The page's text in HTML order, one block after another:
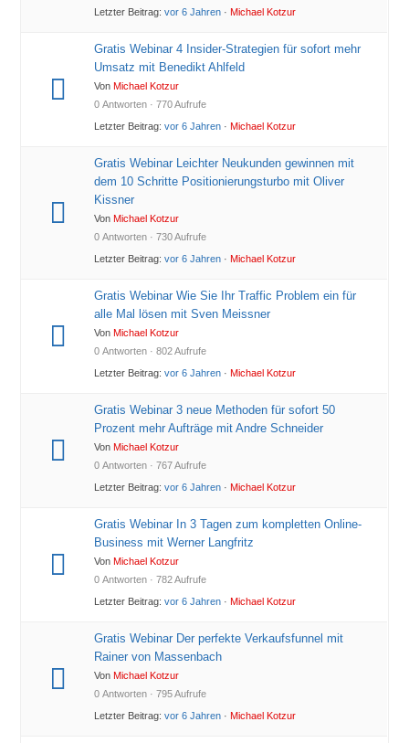
Letzter Beitrag:vor 6 Jahren ·Michael Kotzur
Gratis Webinar 4 Insider-Strategien für sofort mehr
Umsatz mit Benedikt Ahlfeld
VonMichael Kotzur
0 Antworten · 770 Aufrufe
Letzter Beitrag:vor 6 Jahren ·Michael Kotzur
Gratis Webinar Leichter Neukunden gewinnen mit
dem 10 Schritte Positionierungsturbo mit Oliver
Kissner
VonMichael Kotzur
0 Antworten · 730 Aufrufe
Letzter Beitrag:vor 6 Jahren ·Michael Kotzur
Gratis Webinar Wie Sie Ihr Traffic Problem ein für
alle Mal lösen mit Sven Meissner
VonMichael Kotzur
0 Antworten · 802 Aufrufe
Letzter Beitrag:vor 6 Jahren ·Michael Kotzur
Gratis Webinar 3 neue Methoden für sofort 50
Prozent mehr Aufträge mit Andre Schneider
VonMichael Kotzur
0 Antworten · 767 Aufrufe
Letzter Beitrag:vor 6 Jahren ·Michael Kotzur
Gratis Webinar In 3 Tagen zum kompletten Online-
Business mit Werner Langfritz
VonMichael Kotzur
0 Antworten · 782 Aufrufe
Letzter Beitrag:vor 6 Jahren ·Michael Kotzur
Gratis Webinar Der perfekte Verkaufsfunnel mit
Rainer von Massenbach
VonMichael Kotzur
0 Antworten · 795 Aufrufe
Letzter Beitrag:vor 6 Jahren ·Michael Kotzur